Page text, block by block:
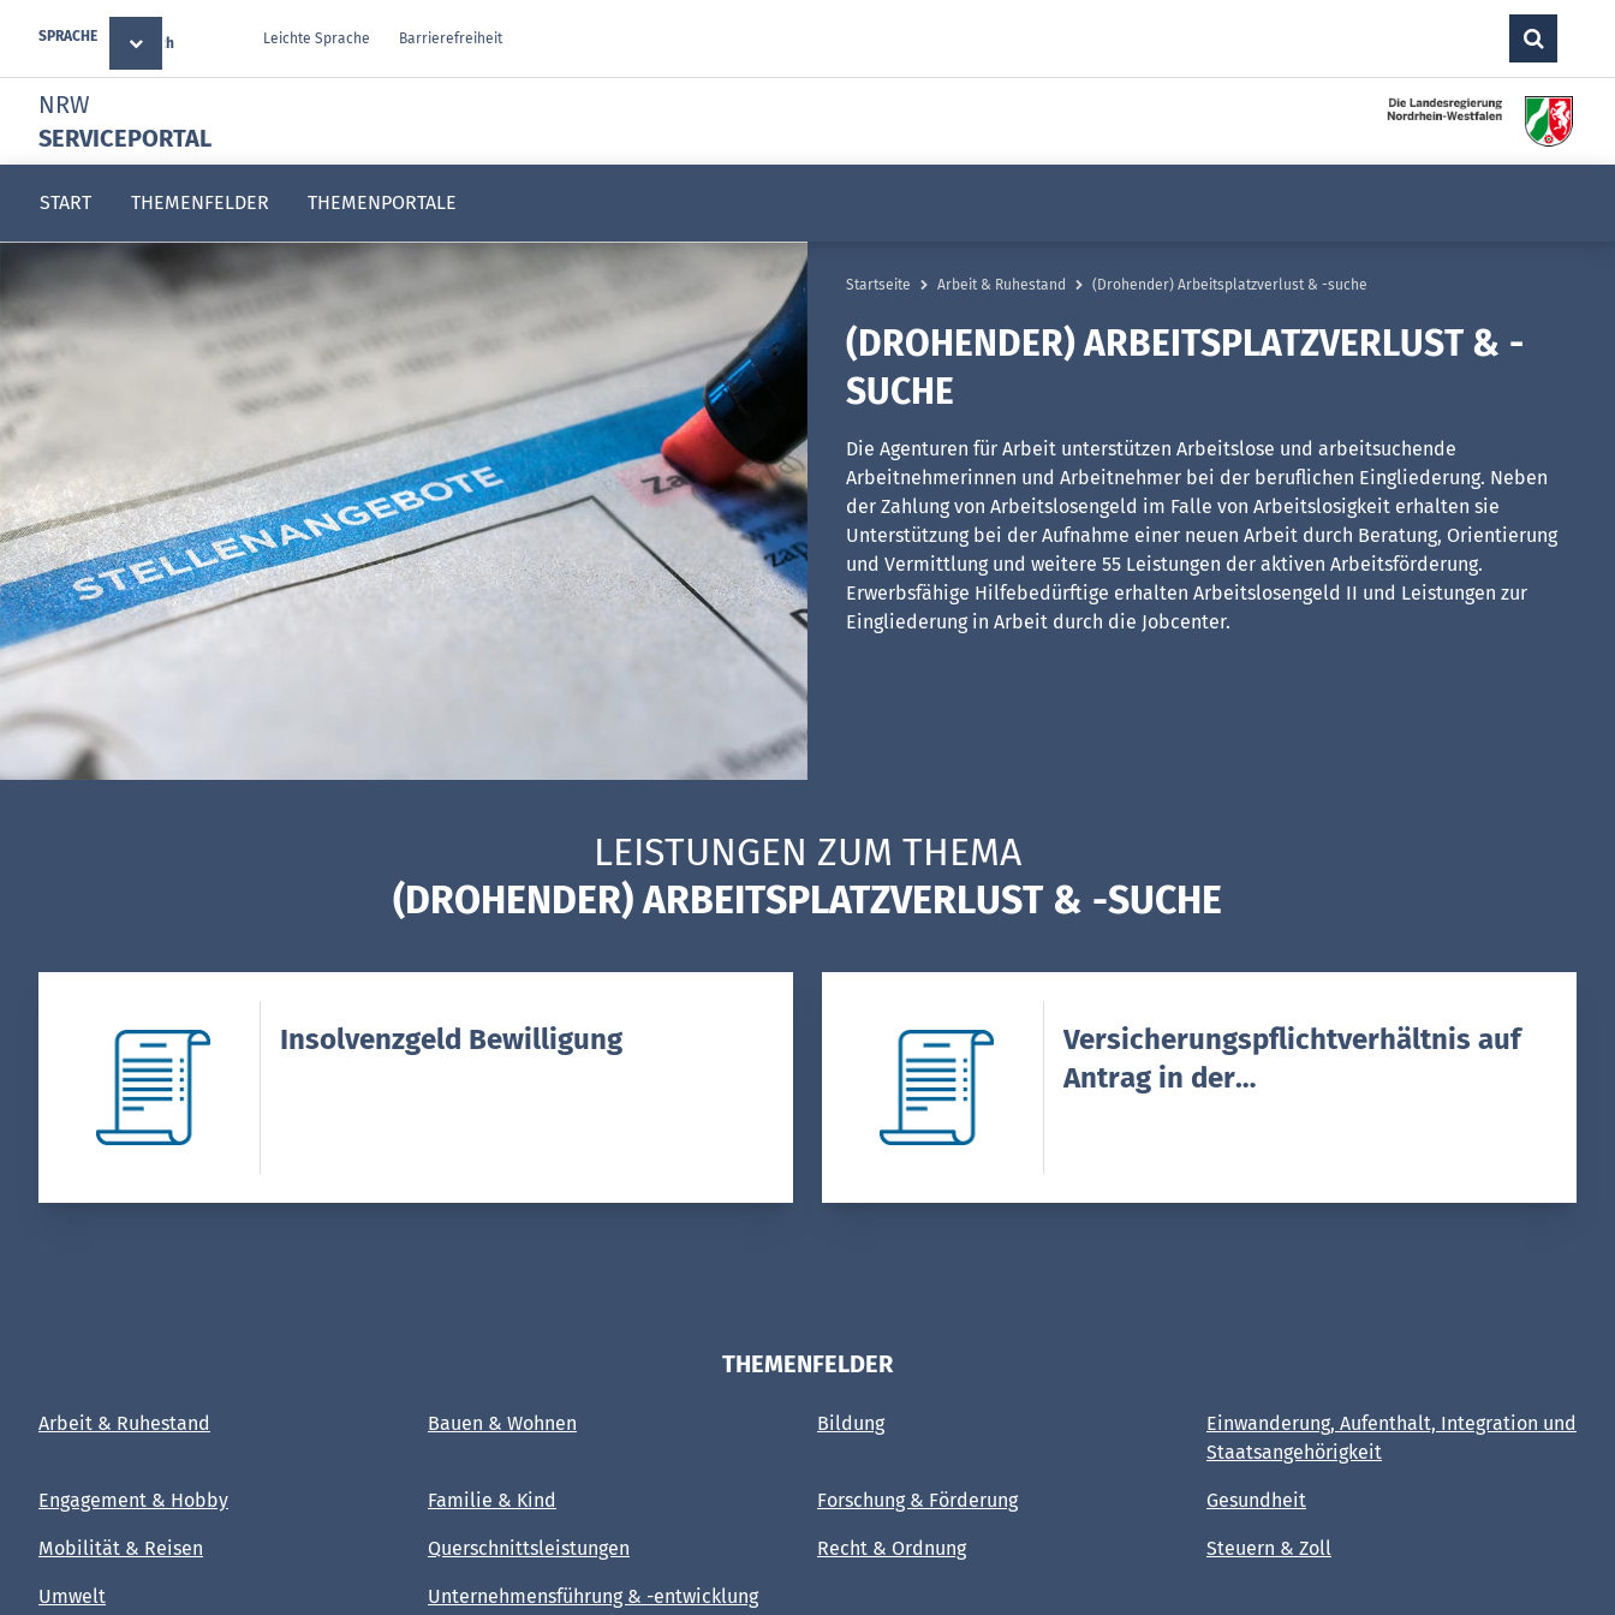
SPRACHE Deutsch Leichte Sprache Barrierefreiheit
NRW
SERVICEPORTAL
START THEMENFELDER THEMENPORTALE
Startseite Arbeit & Ruhestand (Drohender) Arbeitsplatzverlust & -suche
(DROHENDER) ARBEITSPLATZVERLUST & -
SUCHE
Die Agenturen für Arbeit unterstützen Arbeitslose und arbeitsuchende
Arbeitnehmerinnen und Arbeitnehmer bei der beruflichen Eingliederung. Neben
der Zahlung von Arbeitslosengeld im Falle von Arbeitslosigkeit erhalten sie
Unterstützung bei der Aufnahme einer neuen Arbeit durch Beratung, Orientierung
und Vermittlung und weitere 55 Leistungen der aktiven Arbeitsförderung.
Erwerbsfähige Hilfebedürftige erhalten Arbeitslosengeld II und Leistungen zur
Eingliederung in Arbeit durch die Jobcenter.
LEISTUNGEN ZUM THEMA
(DROHENDER) ARBEITSPLATZVERLUST & -SUCHE
Insolvenzgeld Bewilligung
Versicherungspflichtverhältnis auf
Antrag in der
THEMENFELDER
Arbeit & Ruhestand Bauen & Wohnen Bildung
Einwanderung, Aufenthalt, Integration und
Staatsangehörigkeit
Engagement & Hobby Familie & Kind Forschung & Förderung Gesundheit
Mobilität & Reisen Querschnittsleistungen Recht & Ordnung Steuern & Zoll
Umwelt Unternehmensführung & -entwicklung